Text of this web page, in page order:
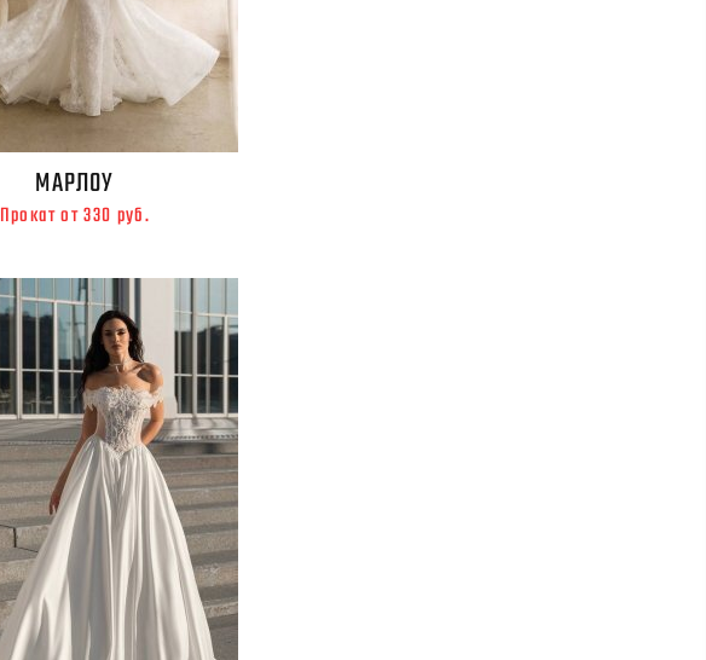
МАРЛОУ
Прокат от 330 руб.